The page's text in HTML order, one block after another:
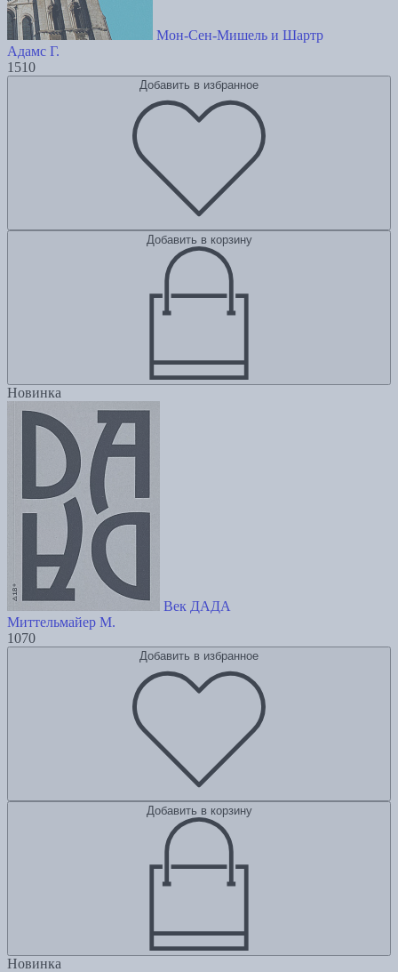
Мон-Сен-Мишель и Шартр
Адамс Г.
1510
Добавить в избранное
Добавить в корзину
Новинка
Век ДАДА
Миттельмайер М.
1070
Добавить в избранное
Добавить в корзину
Новинка